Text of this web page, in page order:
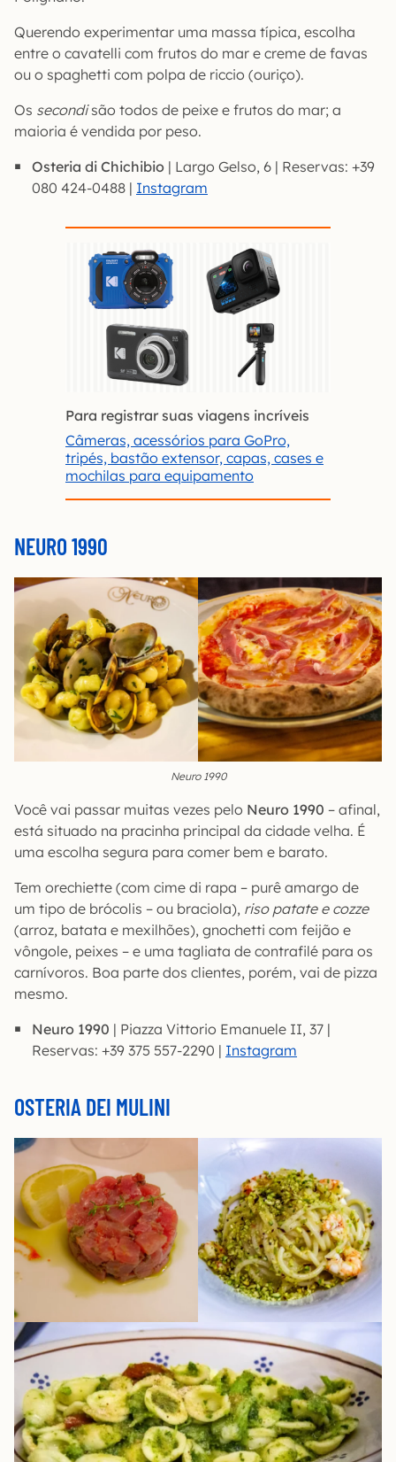
Querendo experimentar uma massa típica, escolha
entre o cavatelli com frutos do mar e creme de favas
ou o spaghetti com polpa de riccio (ouriço).
Os secondisão todos de peixe e frutos do mar; a
maioria é vendida por peso.
Osteria di Chichibio | Largo Gelso, 6 | Reservas: +39
080 424-0488 | Instagram
Para registrar suas viagens incríveis
Câmeras, acessórios para GoPro,
tripés, bastão extensor, capas, cases e
mochilas para equipamento
NEURO 1990
Neuro 1990
Você vai passar muitas vezes pelo Neuro 1990 – afinal,
está situado na pracinha principal da cidade velha. É
uma escolha segura para comer bem e barato.
Tem orechiette (com cime di rapa – purê amargo de
um tipo de brócolis – ou braciola), riso patate e cozze
(arroz, batata e mexilhões), gnochetti com feijão e
vôngole, peixes – e uma tagliata de contrafilé para os
carnívoros. Boa parte dos clientes, porém, vai de pizza
mesmo.
Neuro 1990 | Piazza Vittorio Emanuele II, 37 |
Reservas: +39 375 557-2290 | Instagram
OSTERIA DEI MULINI